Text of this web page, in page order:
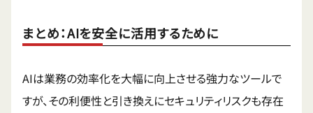
まとめ：AIを安全に活用するために
AIは業務の効率化を大幅に向上させる強力なツールで
すが、その利便性と引き換えにセキュリティリスクも存在